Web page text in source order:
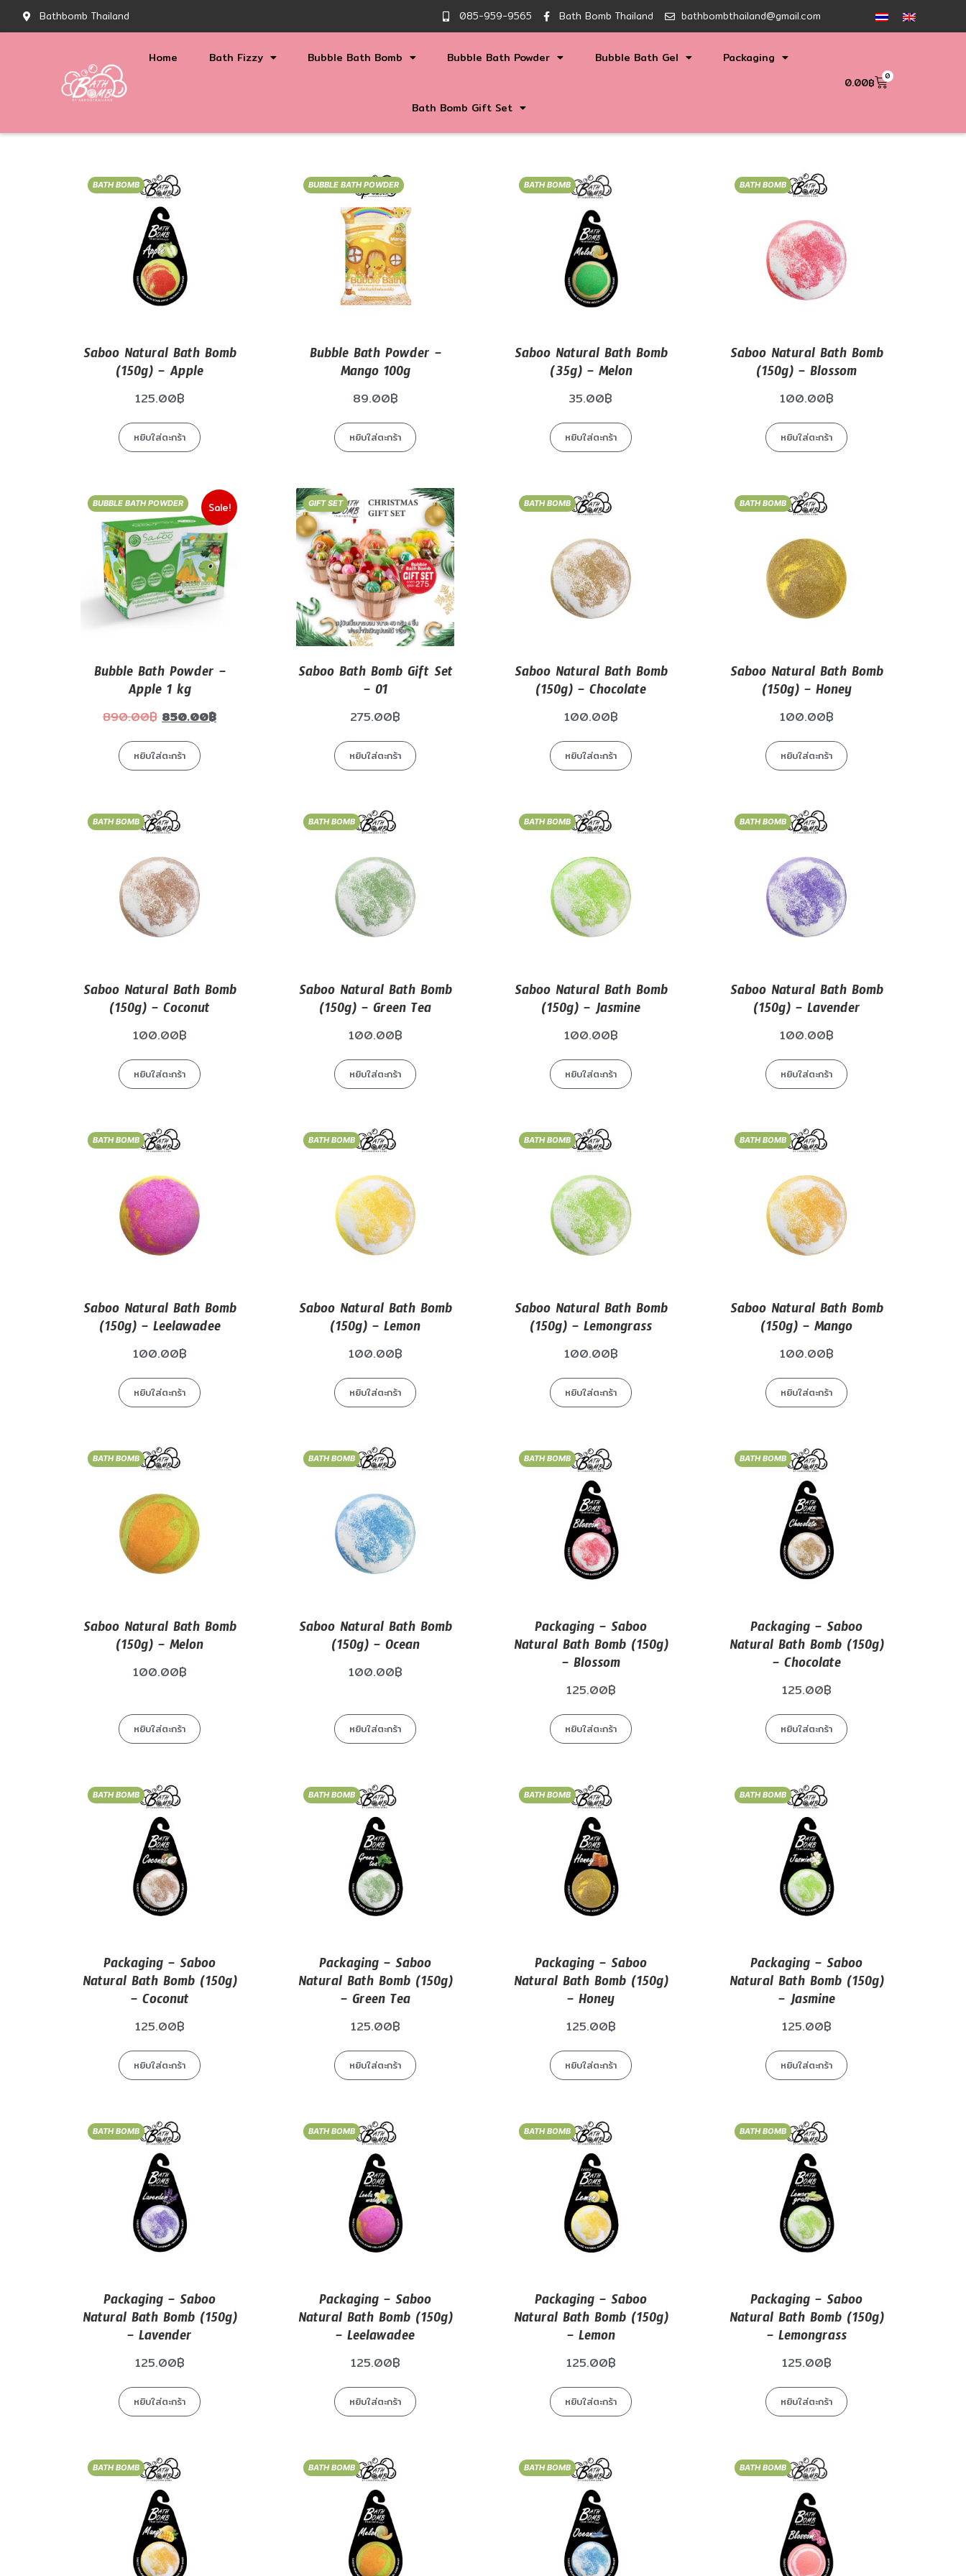
Bathbomb Thailand 085-959-9565 Bath Bomb Thailand bathbombthailand@gmail.com
Home Bath Fizzy Bubble Bath Bomb Bubble Bath Powder Bubble Bath Gel Packaging
Bath Bomb Gift Set
0.00฿ 0
BATH BOMB
Saboo Natural Bath Bomb
(150g) – Apple
125.00฿
หยิบใส่ตะกร้า
BUBBLE BATH POWDER
Bubble Bath Powder –
Mango 100g
89.00฿
หยิบใส่ตะกร้า
BATH BOMB
Saboo Natural Bath Bomb
(35g) – Melon
35.00฿
หยิบใส่ตะกร้า
BATH BOMB
Saboo Natural Bath Bomb
(150g) – Blossom
100.00฿
หยิบใส่ตะกร้า
Sale!
BUBBLE BATH POWDER
Bubble Bath Powder –
Apple 1 kg
890.00฿ 850.00฿
หยิบใส่ตะกร้า
GIFT SET
Saboo Bath Bomb Gift Set
– 01
275.00฿
หยิบใส่ตะกร้า
BATH BOMB
Saboo Natural Bath Bomb
(150g) – Chocolate
100.00฿
หยิบใส่ตะกร้า
BATH BOMB
Saboo Natural Bath Bomb
(150g) – Honey
100.00฿
หยิบใส่ตะกร้า
BATH BOMB
Saboo Natural Bath Bomb
(150g) – Coconut
100.00฿
หยิบใส่ตะกร้า
BATH BOMB
Saboo Natural Bath Bomb
(150g) – Green Tea
100.00฿
หยิบใส่ตะกร้า
BATH BOMB
Saboo Natural Bath Bomb
(150g) – Jasmine
100.00฿
หยิบใส่ตะกร้า
BATH BOMB
Saboo Natural Bath Bomb
(150g) – Lavender
100.00฿
หยิบใส่ตะกร้า
BATH BOMB
Saboo Natural Bath Bomb
(150g) – Leelawadee
100.00฿
หยิบใส่ตะกร้า
BATH BOMB
Saboo Natural Bath Bomb
(150g) – Lemon
100.00฿
หยิบใส่ตะกร้า
BATH BOMB
Saboo Natural Bath Bomb
(150g) – Lemongrass
100.00฿
หยิบใส่ตะกร้า
BATH BOMB
Saboo Natural Bath Bomb
(150g) – Mango
100.00฿
หยิบใส่ตะกร้า
BATH BOMB
Saboo Natural Bath Bomb
(150g) – Melon
100.00฿
หยิบใส่ตะกร้า
BATH BOMB
Saboo Natural Bath Bomb
(150g) – Ocean
100.00฿
หยิบใส่ตะกร้า
BATH BOMB
Packaging – Saboo
Natural Bath Bomb (150g)
– Blossom
125.00฿
หยิบใส่ตะกร้า
BATH BOMB
Packaging – Saboo
Natural Bath Bomb (150g)
– Chocolate
125.00฿
หยิบใส่ตะกร้า
BATH BOMB
Packaging – Saboo
Natural Bath Bomb (150g)
– Coconut
125.00฿
หยิบใส่ตะกร้า
BATH BOMB
Packaging – Saboo
Natural Bath Bomb (150g)
– Green Tea
125.00฿
หยิบใส่ตะกร้า
BATH BOMB
Packaging – Saboo
Natural Bath Bomb (150g)
– Honey
125.00฿
หยิบใส่ตะกร้า
BATH BOMB
Packaging – Saboo
Natural Bath Bomb (150g)
– Jasmine
125.00฿
หยิบใส่ตะกร้า
BATH BOMB
Packaging – Saboo
Natural Bath Bomb (150g)
– Lavender
125.00฿
หยิบใส่ตะกร้า
BATH BOMB
Packaging – Saboo
Natural Bath Bomb (150g)
– Leelawadee
125.00฿
หยิบใส่ตะกร้า
BATH BOMB
Packaging – Saboo
Natural Bath Bomb (150g)
– Lemon
125.00฿
หยิบใส่ตะกร้า
BATH BOMB
Packaging – Saboo
Natural Bath Bomb (150g)
– Lemongrass
125.00฿
หยิบใส่ตะกร้า
BATH BOMB BATH BOMB BATH BOMB BATH BOMB